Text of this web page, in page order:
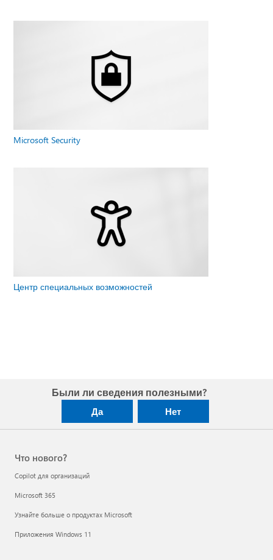
Microsoft Security
Центр специальных возможностей
Были ли сведения полезными?
Да Нет
Что нового?
Copilot для организаций
Microsoft 365
Узнайте больше о продуктах Microsoft
Приложения Windows 11